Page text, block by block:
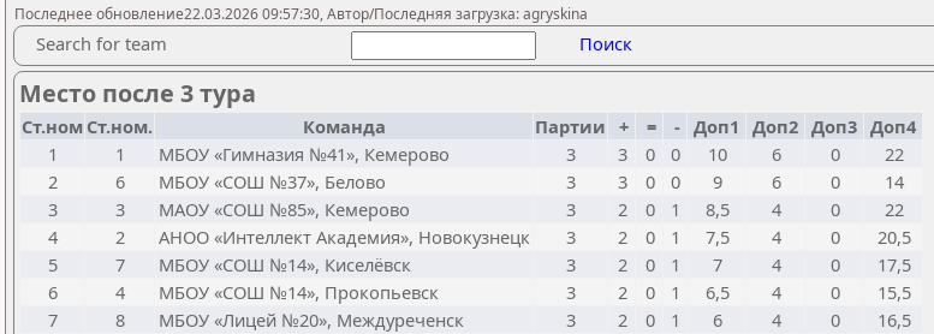
Последнее обновление22.03.2026 09:57:30, Автор/Последняя загрузка: agryskina
Search for team Поиск
Место после 3 тура
Ст.ном Ст.ном. Команда Партии + = - Доп1 Доп2 Доп3 Доп4
1
1 МБОУ «Гимназия №41», Кемерово 3 3 0 0 10 6 0
22
2
6 МБОУ «СОШ №37», Белово 3 3 0 0 9 6 0
14
3
3 МАОУ «СОШ №85», Кемерово 3 2 0 1 8,5 4 0
22
4
2 АНОО «Интеллект Академия», Новокузнецк 3 2 0 1 7,5 4 0
20,5
5
7 МБОУ «СОШ №14», Киселёвск 3 2 0 1 7 4 0
17,5
6
4 МБОУ «СОШ №14», Прокопьевск 3 2 0 1 6,5 4 0
15,5
7
8 МБОУ «Лицей №20», Междуреченск 3 2 0 1 6 4 0
16,5